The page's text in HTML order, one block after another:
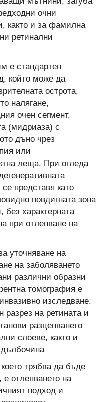
очни
както и за фамилна
ретинални
е стандартен
който може да
острота,
налягане,
очен сегмент,
(мидриаза) с
дъно чрез
или
леща. При огледа
представя като
повдигната зона
без характерната
при отлепване на
уточняване на
на заболяването
различни образни
томография е
изследване.
разрез на ретината и
разцепването
слоеве, както и
дълбочина
трябва да бъде
е отлепването на
подход и